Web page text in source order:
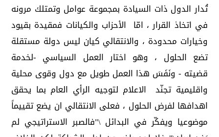
تُدار الدول ذات السيادة بمجموعة عوامل وتمتلك مرونه
في اتخاذ القرار ، امّا الأحزاب والكيانات فمقيدة بقيود
وخيارات محدودة ، والانتقالي كيان ليس دولة مستقلة
تضع الحلول ، وهو اختار العمل السياسي -لخدمة
قضيته - ونَفَسَ هذا العمل طويل مع دول وقوى محلية
واقليمية تجنّد الاعلام لتوجيه الرأي العام بما يحقق
اهدافها لفرض الحلول ، فعلى الانتقالي ان يضع تقييماً
موضوعيا ويفكّر في البدائل \"فالصبر الاستراتيجي لم